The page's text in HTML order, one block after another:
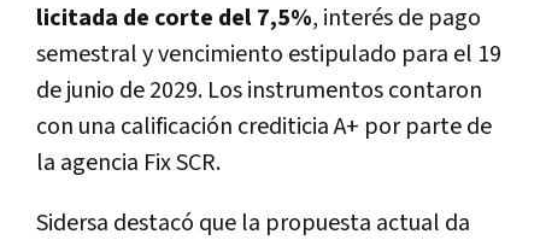
licitada de corte del 7,5%, interés de pago
semestral y vencimiento estipulado para el 19
de junio de 2029. Los instrumentos contaron
con una calificación crediticia A+ por parte de
la agencia Fix SCR.
Sidersa destacó que la propuesta actual da